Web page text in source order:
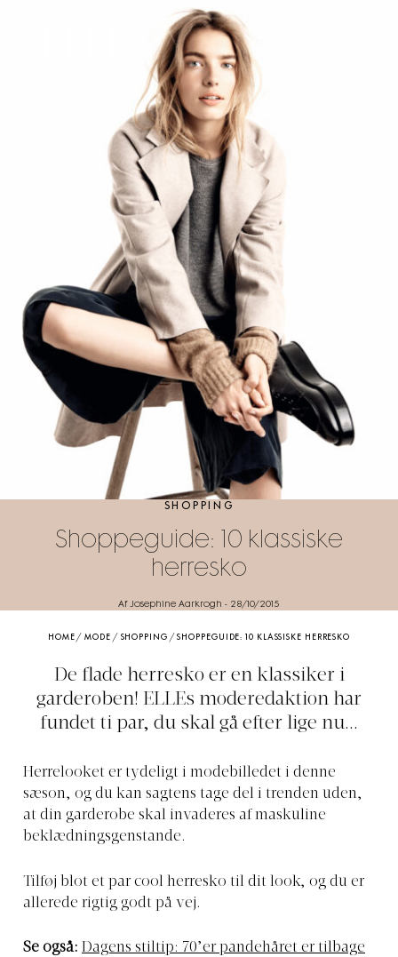
SHOPPING
Shoppeguide: 10 klassiske
herresko
Af Josephine Aarkrogh - 28/10/2015
HOME /MODE / SHOPPING /SHOPPEGUIDE: 10 KLASSISKE HERRESKO
De flade herresko er en klassiker i
garderoben! ELLEs moderedaktion har
fundet ti par, du skal gå efter lige nu...
Herrelooket er tydeligt i modebilledet i denne
sæson, og du kan sagtens tage del i trenden uden,
at din garderobe skal invaderes af maskuline
beklædningsgenstande.
Tilføj blot et par cool herresko til dit look, og du er
allerede rigtig godt på vej.
Se også: Dagens stiltip: 70’er pandehåret er tilbage